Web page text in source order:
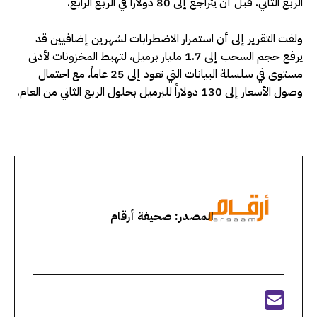
ولفت التقرير إلى أن استمرار الاضطرابات لشهرين إضافيين قد
يرفع حجم السحب إلى 1.7 مليار برميل، لتهبط المخزونات لأدنى
مستوى في سلسلة البيانات التي تعود إلى 25 عاماً، مع احتمال
وصول الأسعار إلى 130 دولاراً للبرميل بحلول الربع الثاني من العام.
المصدر: صحيفة أرقام